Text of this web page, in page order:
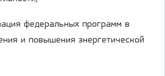
федеральных программ в
и повышения энергетической